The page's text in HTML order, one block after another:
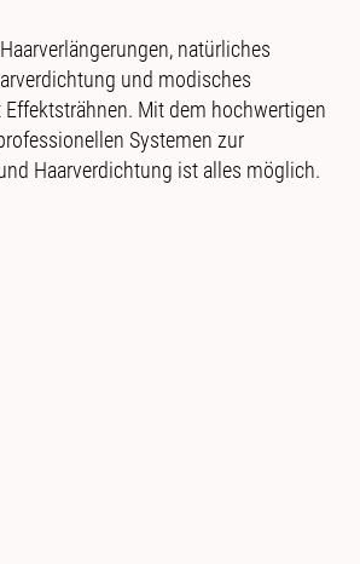
natürliches
und modisches
Mit dem hochwertigen
Systemen zur
Haarverdichtung ist alles möglich.